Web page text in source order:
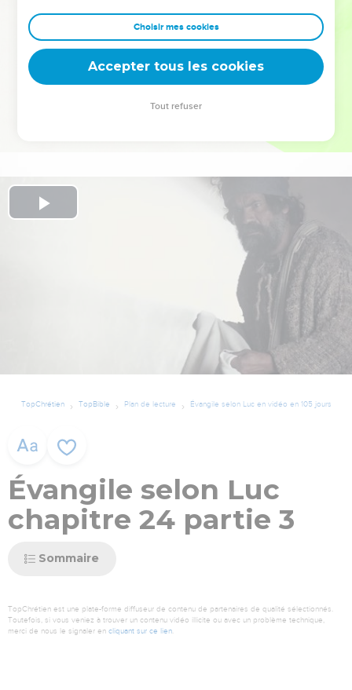
clés pour avancer avec plus de sagesse afin que leurs erreurs
deviennent vos tremplins. Que vous guidiez un ministère, une
équipe, un groupe ou une famille, leur expérience est faite
TopChrétien TopBible Plan de lecture Évangile selon Luc en vidéo en 105 jours
Évangile selon Luc
chapitre 24 partie 3
Sommaire
Play
TopChrétien est une plate-forme diffuseur de contenu de partenaires de qualité sélectionnés.
Toutefois, si vous veniez à trouver un contenu vidéo illicite ou avec un problème technique,
merci de nous le signaler en cliquant sur ce lien
Choisir mes cookies
Accepter tous les cookies
Tout refuser